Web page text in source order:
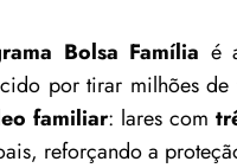
Bolsa Família é
por tirar milhões
familiar: lares com
reforçando a